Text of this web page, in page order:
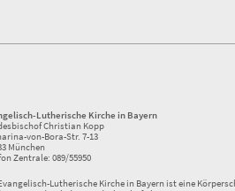
Lutherische Kirche in Bayern
Christian Kopp
von-Bora-Str. 7-13
München
Zentrale: 089/55950
Lutherische Kirche in Bayern ist eine